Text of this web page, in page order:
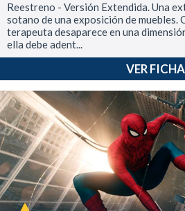
Reestreno - Versión Extendida. Una
sotano de una exposición de muebles.
terapeuta desaparece en una
ella debe adent...
VER FICHA